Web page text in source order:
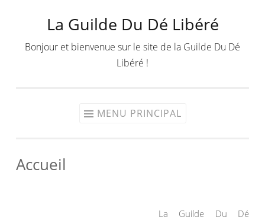
contenu
La Guilde Du Dé Libéré
Bonjour et bienvenue sur le site de la Guilde Du Dé
Libéré !
MENU PRINCIPAL
Accueil
La Guilde Du Dé